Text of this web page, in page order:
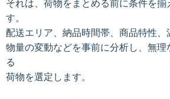
それは、荷物をまとめる前に条件を
す。
配送エリア、納品時間帯、商品特性、
物量の変動などを事前に分析し、無理
る
荷物を選定します。